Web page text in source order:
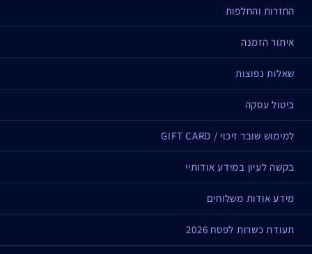
החזרות והחלפות
איתור הזמנה
שאלות נפוצות
ביטול עסקה
למימוש שובר זיכוי / GIFT CARD
בקשה לעיון במידע אודותיי
מידע אודות משלוחים
תעודת כשרות לפסח 2026